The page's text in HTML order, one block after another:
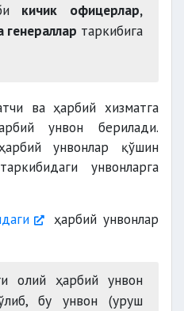
кичик офицерлар,
таркибига
ва ҳарбий хизматга
унвон берилади.
унвонлар қўшин
унвонларга
ҳарбий унвонлар
олий ҳарбий унвон
бу унвон (уруш